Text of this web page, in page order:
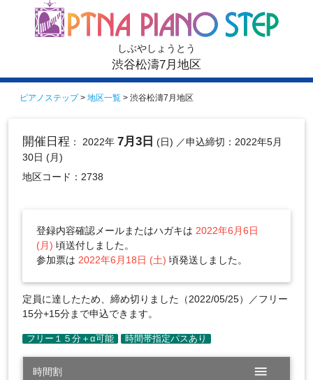
しぶやしょうとう
渋谷松濤7月地区
ピアノステップ> 地区一覧 > 渋谷松濤7月地区
開催日程 ： 2022年 7月3日 (日) ／申込締切：2022年5月
30日 (月)
地区コード：2738
登録内容確認メールまたはハガキは 2022年6月6日
(月) 頃送付しました。
参加票は 2022年6月18日 (土) 頃発送しました。
定員に達したため、締め切りました（2022/05/25）／フリー
15分+15分まで申込できます。
時間割 menu